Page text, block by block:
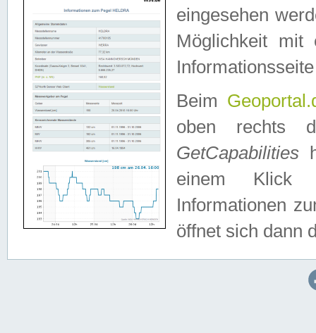
eingesehen
Möglichkeit mit
Beim
oben rechts
GetCapabilities
einem Klick
Informationen
öffnet sich dann